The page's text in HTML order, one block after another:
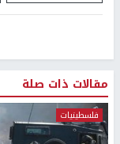
مقالات ذات صلة
فلسطينيات